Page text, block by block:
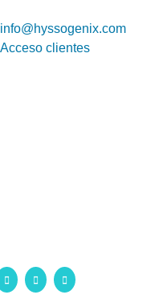
info@hyssogenix.com
Acceso clientes